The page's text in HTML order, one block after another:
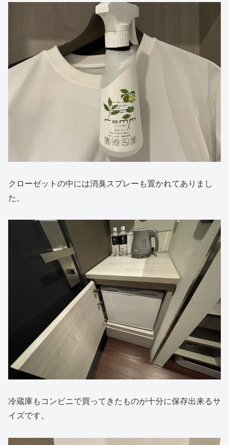
クローゼットの中には消臭スプレーも置かれてありまし
た。
冷蔵庫もコンビニで買ってきたものが十分に保存出来るサ
イズです。